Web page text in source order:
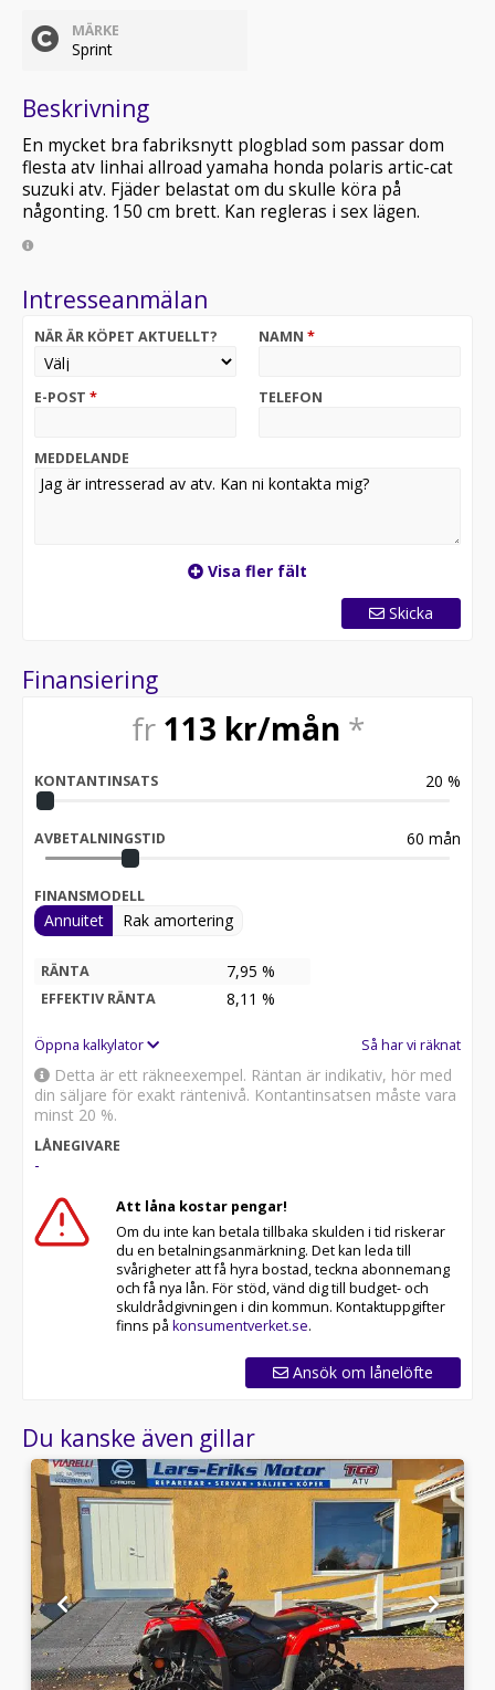
MÄRKE
Sprint
Beskrivning
En mycket bra fabriksnytt plogblad som passar dom
flesta atv linhai allroad yamaha honda polaris artic-cat
suzuki atv. Fjäder belastat om du skulle köra på
någonting. 150 cm brett. Kan regleras i sex lägen.
Intresseanmälan
NÄR ÄR KÖPET AKTUELLT? NAMN *
E-POST * TELEFON
MEDDELANDE
Visa fler fält
Skicka
Finansiering
fr 113 kr/mån *
KONTANTINSATS 20 %
AVBETALNINGSTID 60 mån
FINANSMODELL
Annuitet Rak amortering
RÄNTA 7,95 %
EFFEKTIV RÄNTA 8,11 %
Öppna kalkylator Så har vi räknat
Detta är ett räkneexempel. Räntan är indikativ, hör med
din säljare för exakt räntenivå. Kontantinsatsen måste vara
minst 20 %.
LÅNEGIVARE
-
Att låna kostar pengar!
Om du inte kan betala tillbaka skulden i tid riskerar
du en betalningsanmärkning. Det kan leda till
svårigheter att få hyra bostad, teckna abonnemang
och få nya lån. För stöd, vänd dig till budget- och
skuldrådgivningen i din kommun. Kontaktuppgifter
finns på konsumentverket.se.
Ansök om lånelöfte
Du kanske även gillar